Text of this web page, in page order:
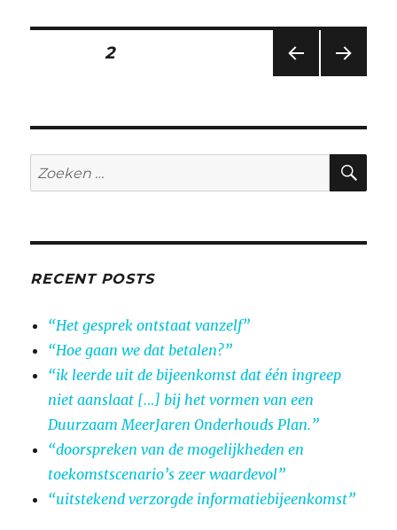
Berichten
NA
PAGINA2
PAGI
NA
Zoeken
naar:
RECENT POSTS
“Het gesprek ontstaat vanzelf”
“Hoe gaan we dat betalen?”
“ik leerde uit de bijeenkomst dat één ingreep
niet aanslaat […] bij het vormen van een
Duurzaam MeerJaren Onderhouds Plan.”
“doorspreken van de mogelijkheden en
toekomstscenario’s zeer waardevol”
“uitstekend verzorgde informatiebijeenkomst”